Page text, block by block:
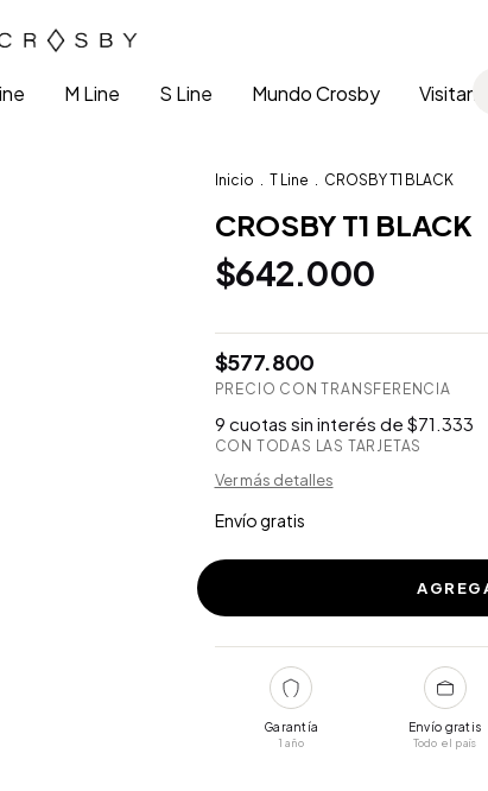
M Line S Line Mundo Crosby Visitanos
Inicio . T Line . CROSBY T1 BLACK
CROSBY T1 BLACK
$642.000
$577.800
PRECIO CON TRANSFERENCIA
9 cuotas sin interés de $71.333
CON TODAS LAS TARJETAS
Ver más detalles
Envío gratis
Garantía
1 año
Envío gratis
Todo el país